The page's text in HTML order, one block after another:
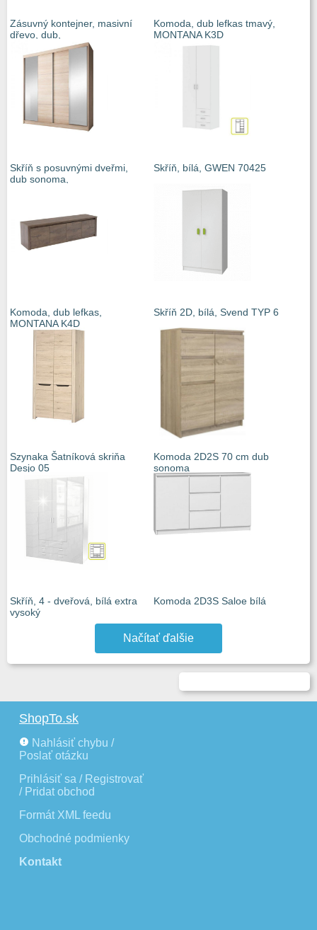
Zásuvný kontejner, masivní
dřevo, dub,
Komoda, dub lefkas tmavý,
MONTANA K3D
Skříň s posuvnými dveřmi,
dub sonoma,
Skříň, bílá, GWEN 70425
Komoda, dub lefkas,
MONTANA K4D
Skříň 2D, bílá, Svend TYP 6
Szynaka Šatníková skriňa
Desjo 05
Komoda 2D2S 70 cm dub
sonoma
Skříň, 4 - dveřová, bílá extra
vysoký
Komoda 2D3S Saloe bílá
Načítať ďalšie
ShopTo.sk
Nahlásiť chybu /
Poslať otázku
Prihlásiť sa / Registrovať
/ Pridat obchod
Formát XML feedu
Obchodné podmienky
Kontakt